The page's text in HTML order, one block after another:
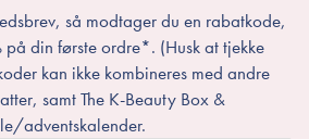
så modtager du en rabatkode,
din første ordre*. (Husk at tjekke
kan ikke kombineres med andre
samt The K-Beauty Box &
adventskalender.